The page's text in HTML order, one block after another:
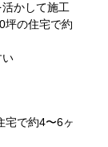
かして施工
坪の住宅で約
い
宅で約4〜6ヶ